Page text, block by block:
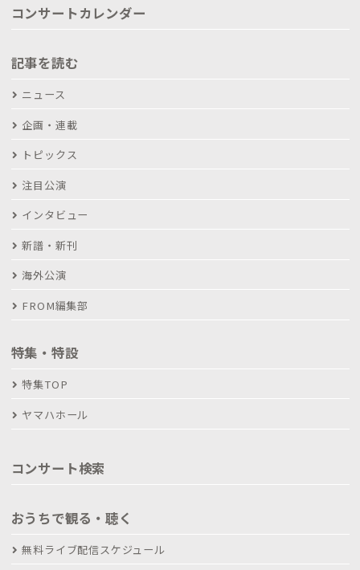
コンサートカレンダー
記事を読む
ニュース
企画・連載
トピックス
注目公演
インタビュー
新譜・新刊
海外公演
FROM編集部
特集・特設
特集TOP
ヤマハホール
コンサート検索
おうちで観る・聴く
無料ライブ配信スケジュール